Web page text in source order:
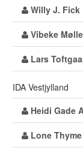
Willy J. Fick
Vibeke
Lars
IDA Vestjylland
Heidi Gade
Lone